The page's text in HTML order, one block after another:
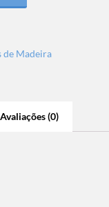
de Madeira
Avaliações (0)